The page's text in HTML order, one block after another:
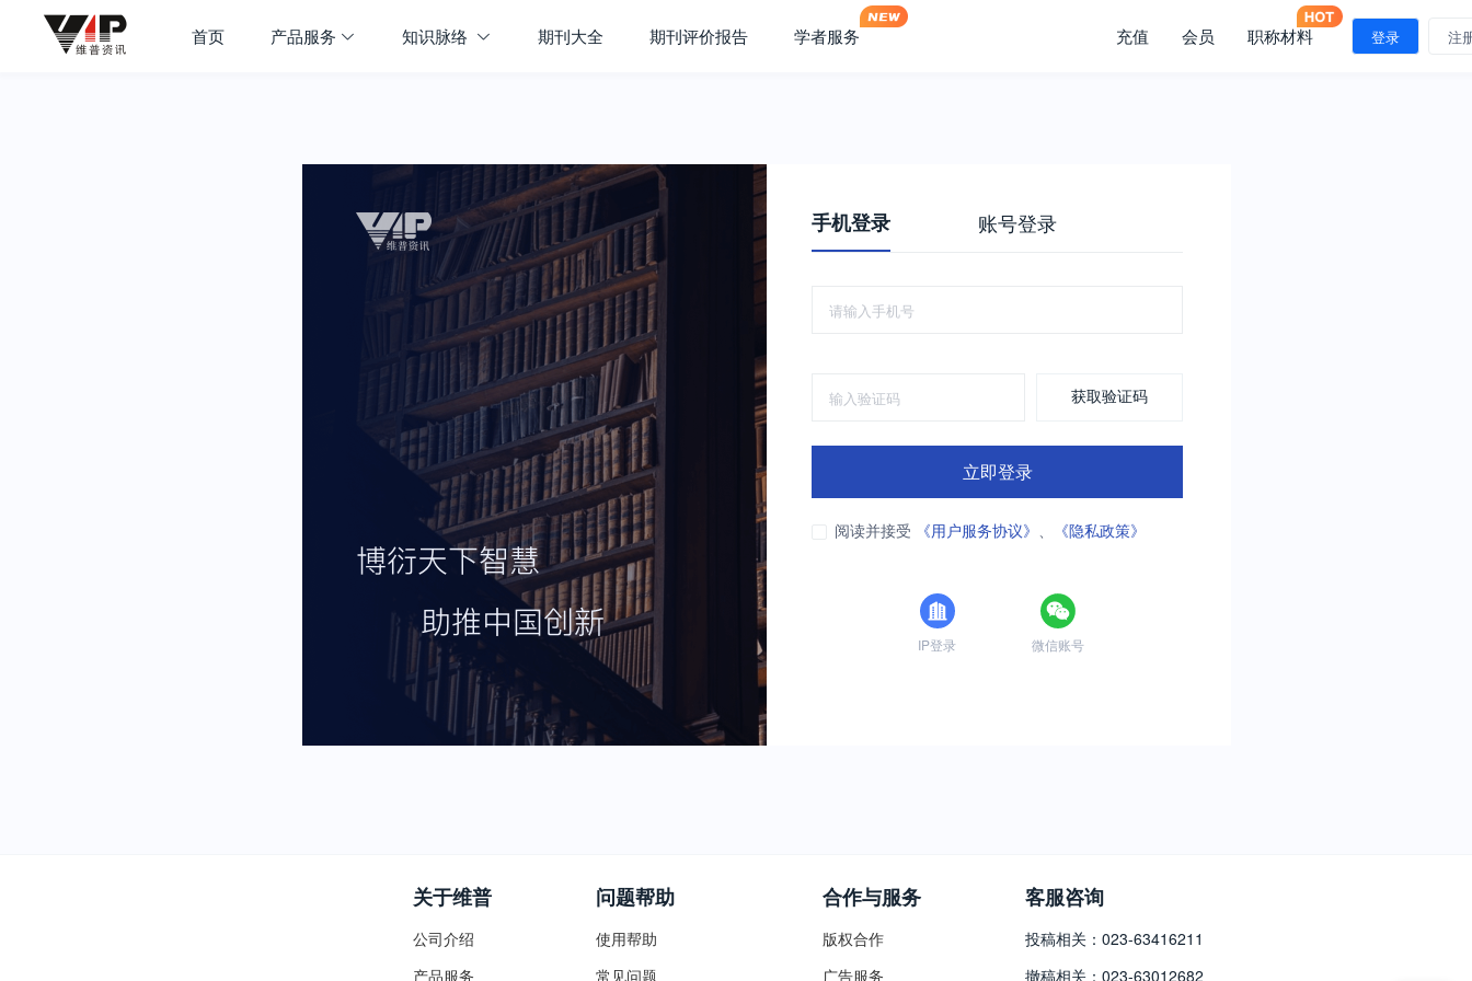
首页 产品服务 知识脉络 期刊大全 期刊评价报告 学者服务 充值 会员 职称材料 登录 注
手机登录 账号登录
获取验证码
立即登录
阅读并接受 《用户服务协议》 、 《隐私政策》
IP登录 微信账号
关于维普
公司介绍
产品服务
问题帮助
使用帮助
常见问题
合作与服务
版权合作
广告服务
客服咨询
投稿相关：023-63416211
撤稿相关：023-63012682